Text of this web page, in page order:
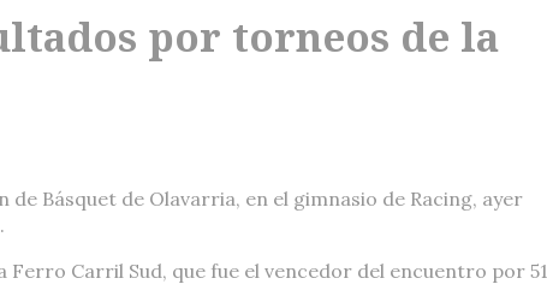
por torneos de la
Básquet de Olavarria, en el gimnasio de Racing, ayer
Carril Sud, que fue el vencedor del encuentro por 51